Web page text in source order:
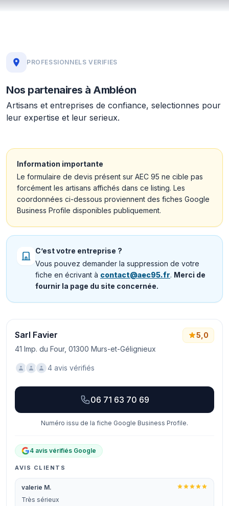
PROFESSIONNELS VERIFIES
Nos partenaires à Ambléon
Artisans et entreprises de confiance, selectionnes pour
leur expertise et leur serieux.
Information importante
Le formulaire de devis présent sur AEC 95 ne cible pas
forcément les artisans affichés dans ce listing. Les
coordonnées ci-dessous proviennent des fiches Google
Business Profile disponibles publiquement.
C’est votre entreprise ?
Vous pouvez demander la suppression de votre
fiche en écrivant à contact@aec95.fr. Merci de
fournir la page du site concernée.
Sarl Favier
41 Imp. du Four, 01300 Murs-et-Gélignieux
5,0
4 avis vérifiés
06 71 63 70 69
Numéro issu de la fiche Google Business Profile.
4 avis vérifiés Google
AVIS CLIENTS
valerie M.
Très sérieux